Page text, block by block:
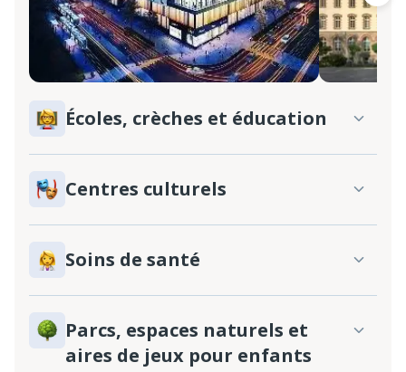
Écoles, crèches et éducation
Centres culturels
Soins de santé
Parcs, espaces naturels et
aires de jeux pour enfants